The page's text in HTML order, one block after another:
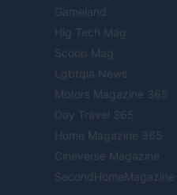
Gameland
Hig Tech Mag
Scoop Mag
Lgbtqia News
Motors Magazine 365
Day Travel 365
Home Magazine 365
Cineverse Magazine
SecondHomeMagazine